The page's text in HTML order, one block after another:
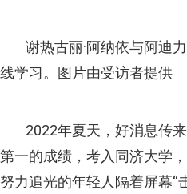
谢热古丽·阿纳依与阿迪
线学习。图片由受访者提供
2022年夏天，好消息传
第一的成绩，考入同济大学
努力追光的年轻人隔着屏幕“